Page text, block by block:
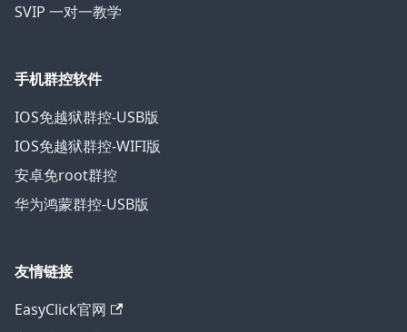
SVIP 一对一教学
手机群控软件
IOS免越狱群控-USB版
IOS免越狱群控-WIFI版
安卓免root群控
华为鸿蒙群控-USB版
友情链接
EasyClick官网